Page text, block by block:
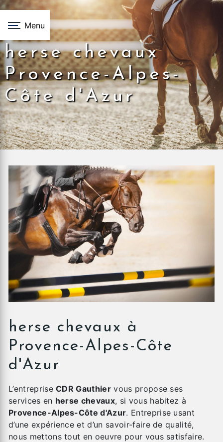
Menu
herse chevaux
Provence-Alpes-
Côte d'Azur
herse chevaux à
Provence-Alpes-Côte
d'Azur
L’entrepriseCDR Gauthier vous propose ses
services en herse chevaux, si vous habitez à
Provence-Alpes-Côte d'Azur. Entreprise usant
d’une expérience et d’un savoir-faire de qualité,
nous mettons tout en oeuvre pour vous satisfaire.
Panneau de gestion des cookies